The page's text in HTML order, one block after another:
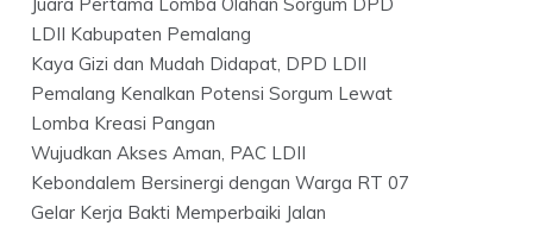
LDII Kabupaten Pemalang
Kaya Gizi dan Mudah Didapat, DPD LDII
Pemalang Kenalkan Potensi Sorgum Lewat
Lomba Kreasi Pangan
Wujudkan Akses Aman, PAC LDII
Kebondalem Bersinergi dengan Warga RT 07
Gelar Kerja Bakti Memperbaiki Jalan